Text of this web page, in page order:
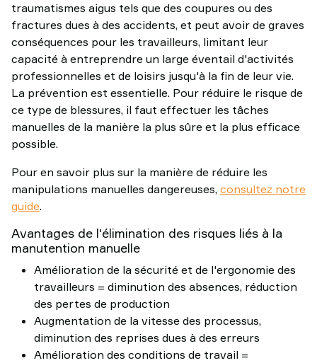
traumatismes aigus tels que des coupures ou des
fractures dues à des accidents, et peut avoir de graves
conséquences pour les travailleurs, limitant leur
capacité à entreprendre un large éventail d'activités
professionnelles et de loisirs jusqu'à la fin de leur vie.
La prévention est essentielle. Pour réduire le risque de
ce type de blessures, il faut effectuer les tâches
manuelles de la manière la plus sûre et la plus efficace
possible.
Pour en savoir plus sur la manière de réduire les
manipulations manuelles dangereuses, consultez notre
guide.
Avantages de l'élimination des risques liés à la
manutention manuelle
Amélioration de la sécurité et de l'ergonomie des
travailleurs = diminution des absences, réduction
des pertes de production
Augmentation de la vitesse des processus,
diminution des reprises dues à des erreurs
Amélioration des conditions de travail =